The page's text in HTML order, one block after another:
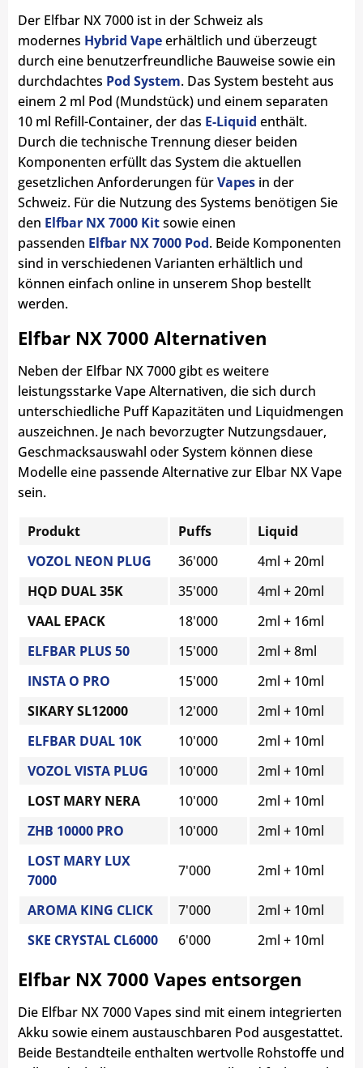
Der Elfbar NX 7000 ist in der Schweiz als
modernes Hybrid Vapeerhältlich und überzeugt
durch eine benutzerfreundliche Bauweise sowie ein
durchdachtes Pod System. Das System besteht aus
einem 2 ml Pod (Mundstück) und einem separaten
10 ml Refill-Container, der das E-Liquid enthält.
Durch die technische Trennung dieser beiden
Komponenten erfüllt das System die aktuellen
gesetzlichen Anforderungen fürVapes in der
Schweiz. Für die Nutzung des Systems benötigen Sie
den Elfbar NX 7000 Kitsowie einen
passenden Elfbar NX 7000 Pod. Beide Komponenten
sind in verschiedenen Varianten erhältlich und
können einfach online in unserem Shop bestellt
werden.
Elfbar NX 7000 Alternativen
Neben der Elfbar NX 7000 gibt es weitere
leistungsstarke Vape Alternativen, die sich durch
unterschiedliche Puff Kapazitäten und Liquidmengen
auszeichnen. Je nach bevorzugter Nutzungsdauer,
Geschmacksauswahl oder System können diese
Modelle eine passende Alternative zur Elbar NX Vape
sein.
Produkt Puffs
Liquid
VOZOL NEON PLUG
36'000
4ml + 20ml
HQD DUAL 35K
35'000
4ml + 20ml
VAAL EPACK
18'000
2ml + 16ml
ELFBAR PLUS 50
15'000
2ml + 8ml
INSTA O PRO
15'000
2ml + 10ml
SIKARY SL12000
12'000
2ml + 10ml
ELFBAR DUAL 10K
10'000
2ml + 10ml
VOZOL VISTA PLUG
10'000
2ml + 10ml
LOST MARY NERA
10'000
2ml + 10ml
ZHB 10000 PRO
10'000
2ml + 10ml
LOST MARY LUX
7000
7'000 2ml + 10ml
AROMA KING CLICK 7'000
2ml + 10ml
SKE CRYSTAL CL6000
6'000 2ml + 10ml
Elfbar NX 7000 Vapes entsorgen
Die Elfbar NX 7000 Vapes sind mit einem integrierten
Akku sowie einem austauschbaren Pod ausgestattet.
Beide Bestandteile enthalten wertvolle Rohstoffe und